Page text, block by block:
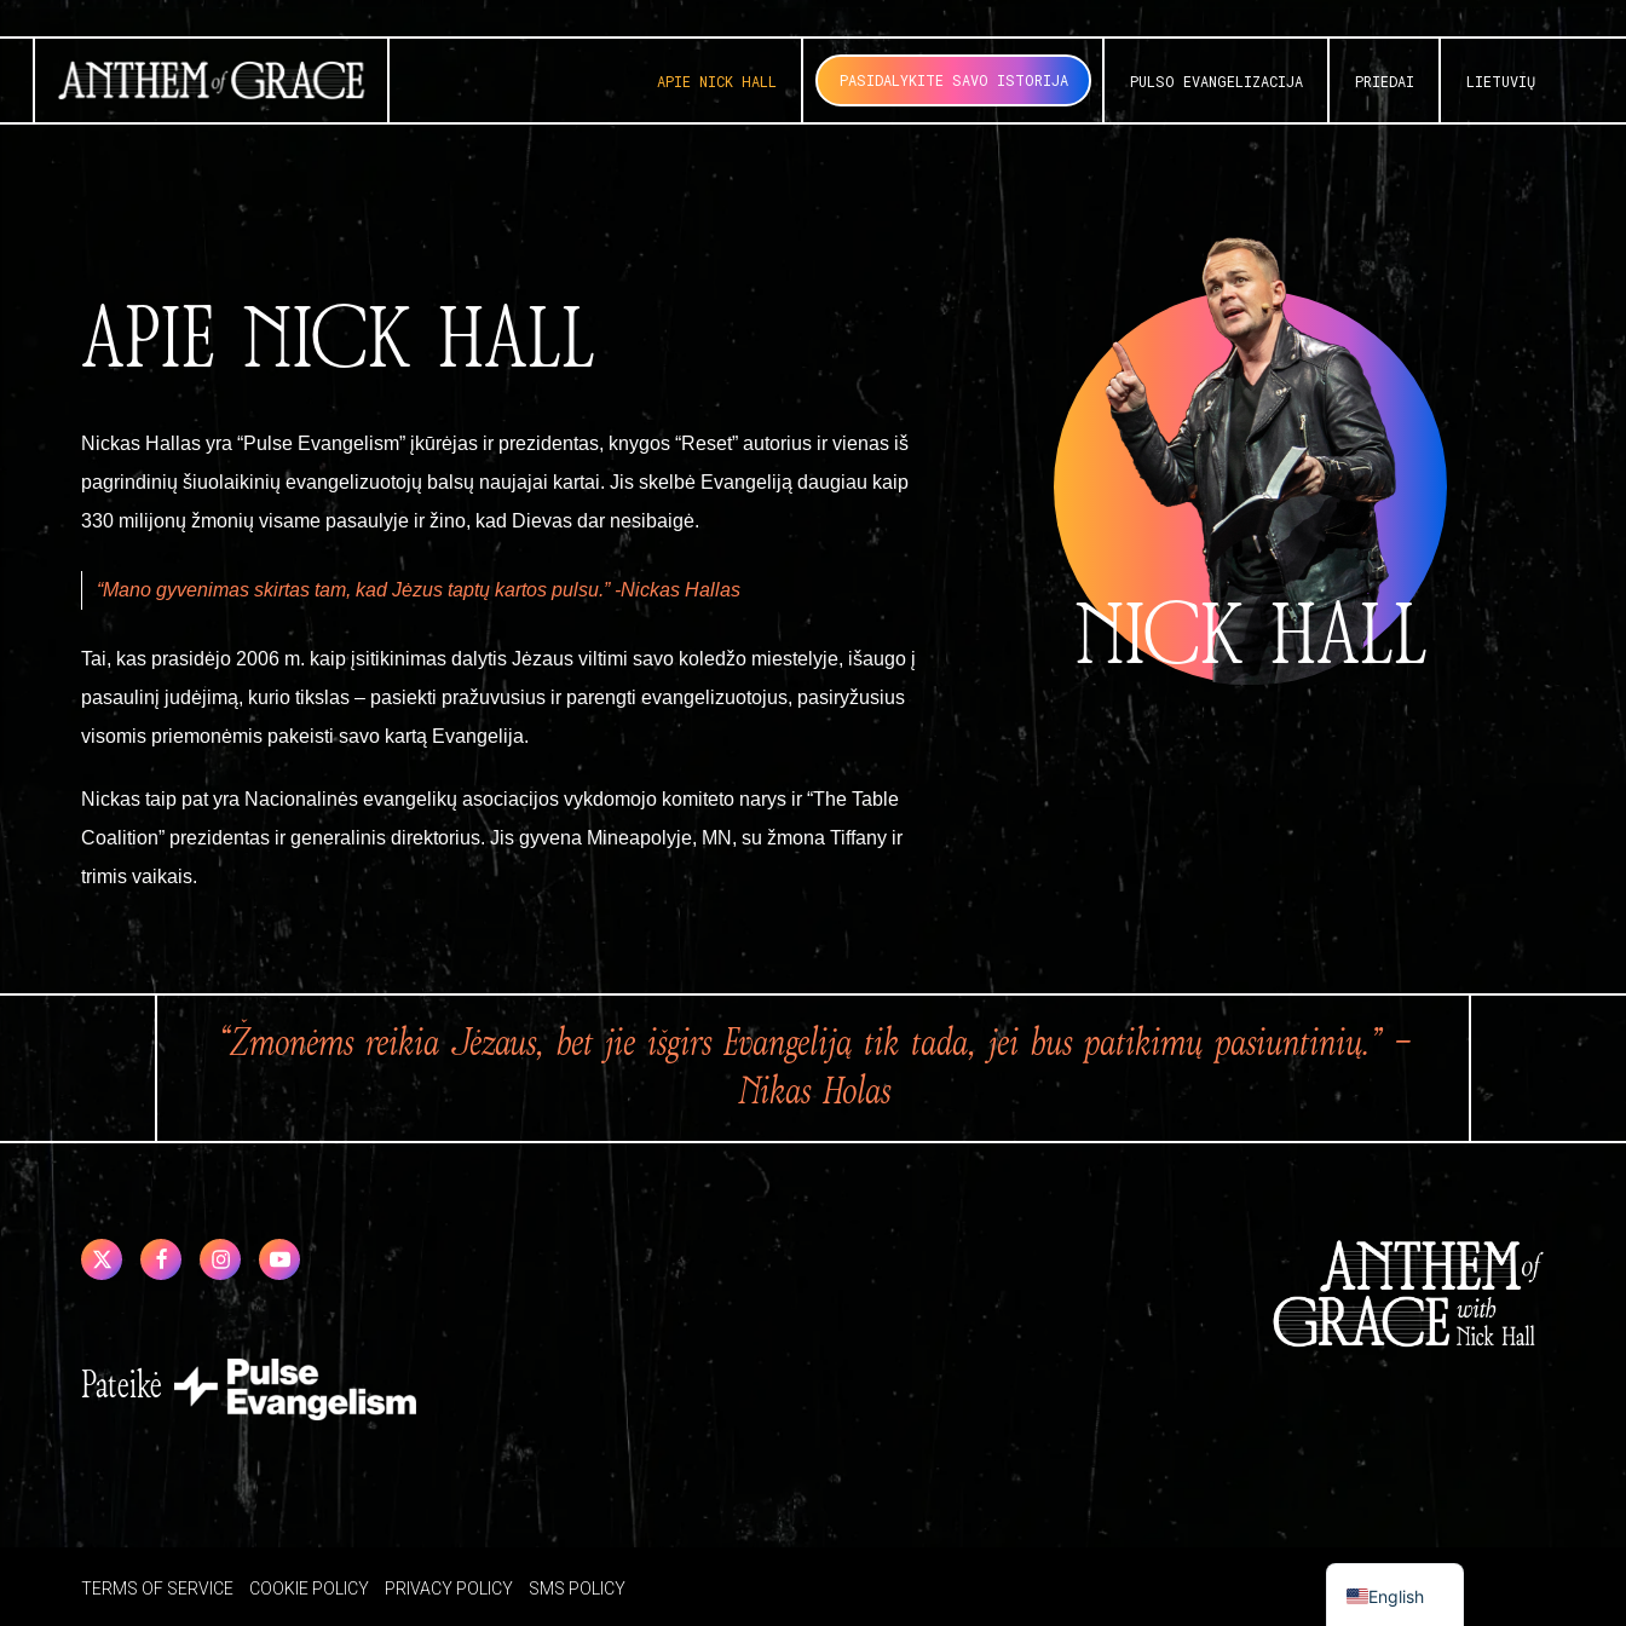
APIE NICK HALL PASIDALYKITE SAVO ISTORIJA PULSO EVANGELIZACIJA PRIEDAI LIETUVIŲ
APIE NICK HALL
Nickas Hallas yra “Pulse Evangelism” įkūrėjas ir prezidentas, knygos “Reset” autorius ir vienas iš
pagrindinių šiuolaikinių evangelizuotojų balsų naujajai kartai. Jis skelbė Evangeliją daugiau kaip
330 milijonų žmonių visame pasaulyje ir žino, kad Dievas dar nesibaigė.
“Mano gyvenimas skirtas tam, kad Jėzus taptų kartos pulsu.” -Nickas Hallas
Tai, kas prasidėjo 2006 m. kaip įsitikinimas dalytis Jėzaus viltimi savo koledžo miestelyje, išaugo į
pasaulinį judėjimą, kurio tikslas – pasiekti pražuvusius ir parengti evangelizuotojus, pasiryžusius
visomis priemonėmis pakeisti savo kartą Evangelija.
Nickas taip pat yra Nacionalinės evangelikų asociacijos vykdomojo komiteto narys ir “The Table
Coalition” prezidentas ir generalinis direktorius. Jis gyvena Mineapolyje, MN, su žmona Tiffany ir
trimis vaikais.
NICK HALL
“Žmonėms reikia Jėzaus, bet jie išgirs Evangeliją tik tada, jei bus patikimų pasiuntinių.” –
Nikas Holas
Pateikė
TERMS OF SERVICE COOKIE POLICY PRIVACY POLICY SMS POLICY English